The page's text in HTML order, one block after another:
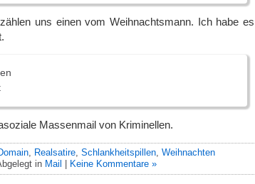
uns einen vom Weihnachtsmann. Ich habe es
Massenmail von Kriminellen.
, Realsatire, Schlankheitspillen, Weihnachten
in Mail Keine Kommentare »